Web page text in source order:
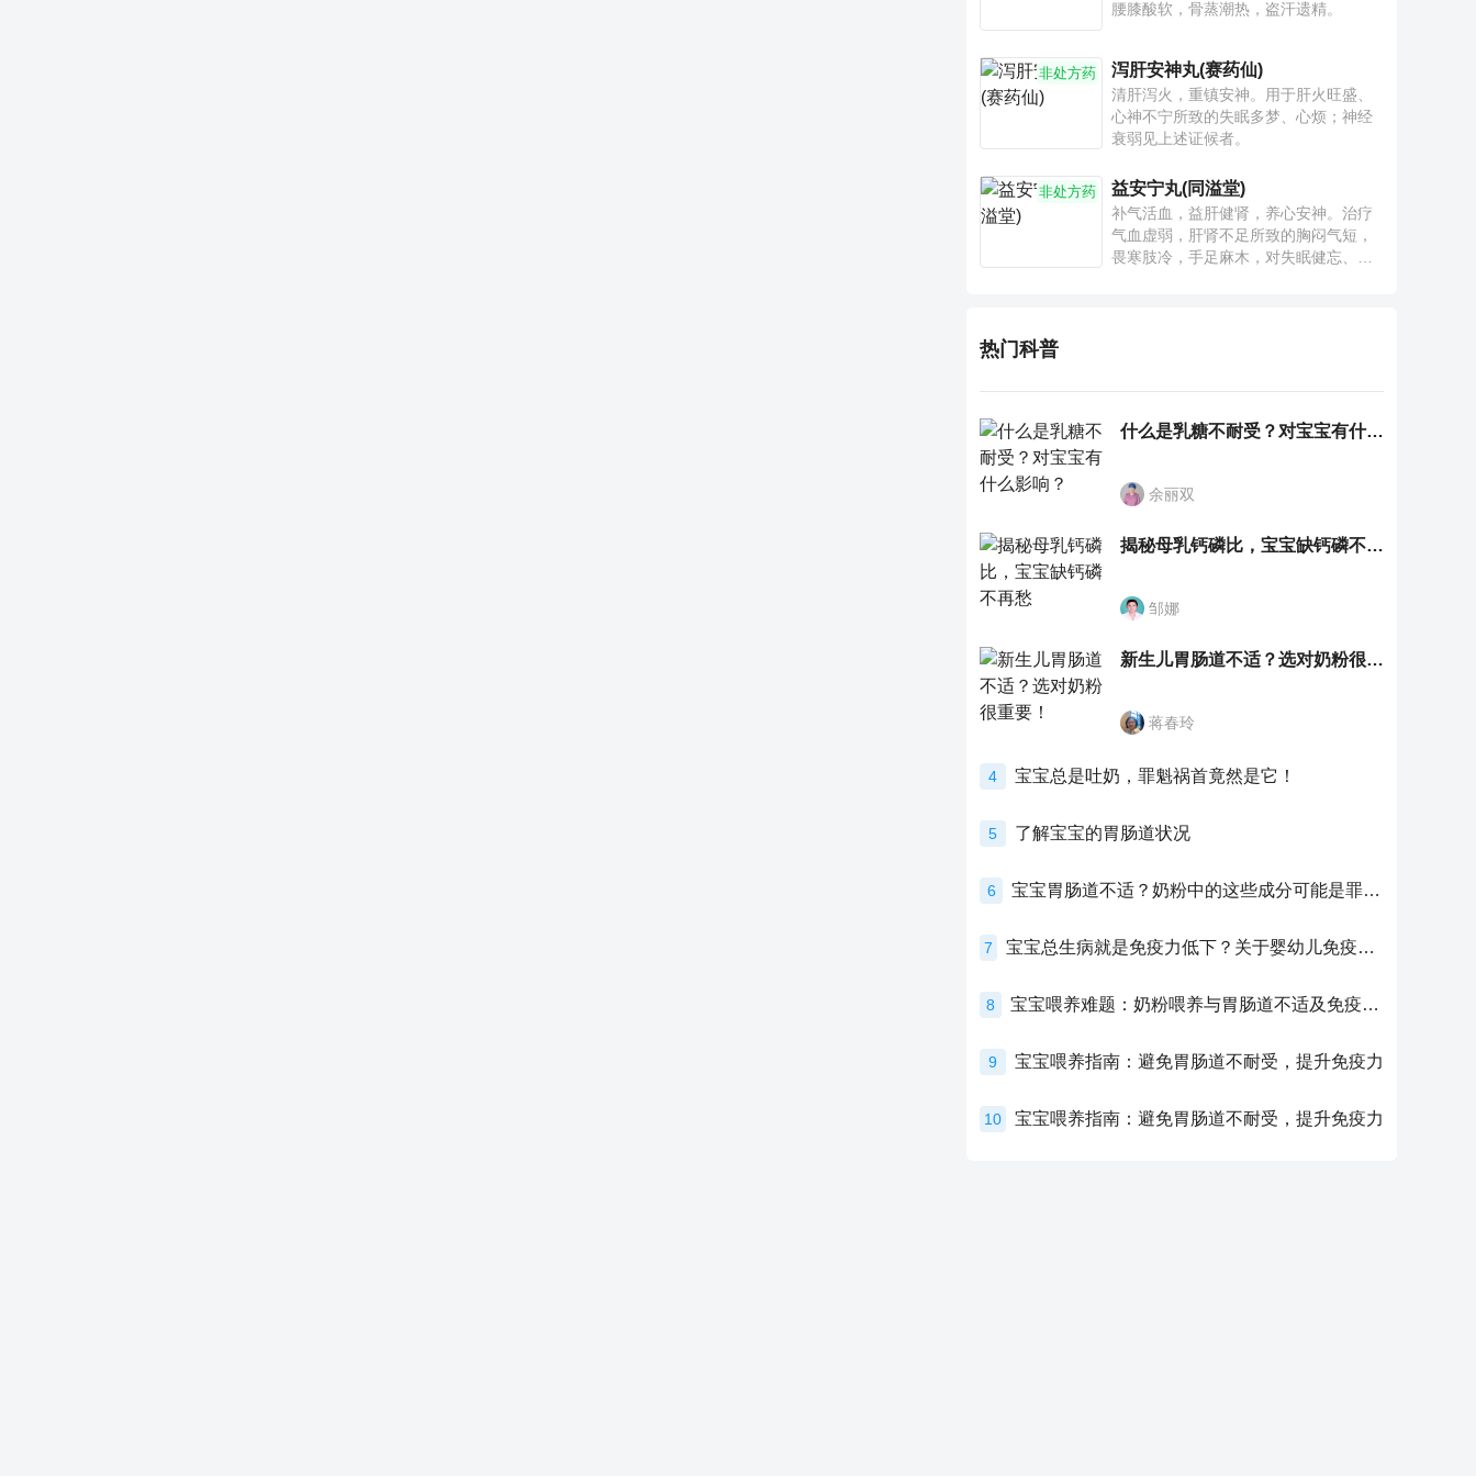
腰膝酸软，骨蒸潮热，盗汗遗精。
非处方药 泻肝安神丸(赛药仙)
清肝泻火，重镇安神。用于肝火旺盛、
心神不宁所致的失眠多梦、心烦；神经
衰弱见上述证候者。
非处方药 益安宁丸(同溢堂)
补气活血，益肝健肾，养心安神。治疗
气血虚弱，肝肾不足所致的胸闷气短，
畏寒肢冷，手足麻木，对失眠健忘、神
热门科普
什么是乳糖不耐受？对宝宝有什么影响？
余丽双
揭秘母乳钙磷比，宝宝缺钙磷不再愁
邹娜
新生儿胃肠道不适？选对奶粉很重要！
蒋春玲
4 宝宝总是吐奶，罪魁祸首竟然是它！
5 了解宝宝的胃肠道状况
6 宝宝胃肠道不适？奶粉中的这些成分可能是罪魁祸首！
7 宝宝总生病就是免疫力低下？关于婴幼儿免疫力的真相，家长必须了解！
8 宝宝喂养难题：奶粉喂养与胃肠道不适及免疫力提升的奥秘
9 宝宝喂养指南：避免胃肠道不耐受，提升免疫力
10 宝宝喂养指南：避免胃肠道不耐受，提升免疫力